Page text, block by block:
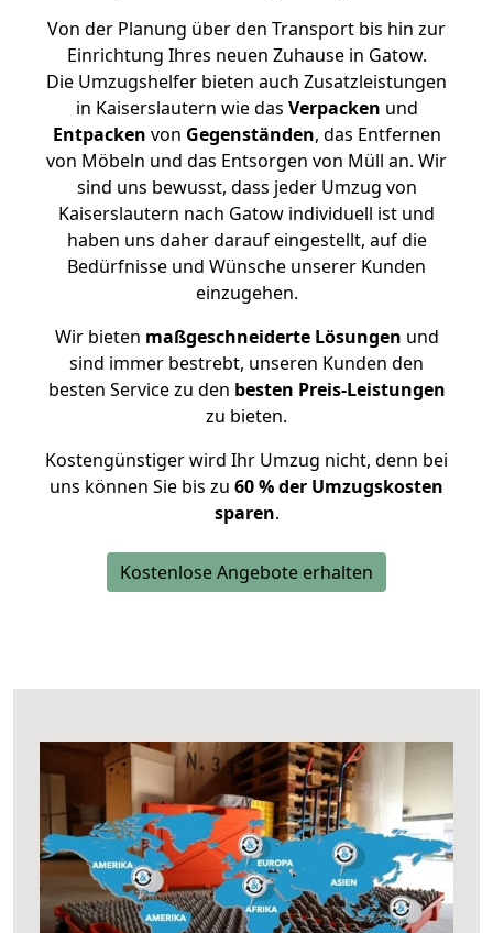
Von der Planung über den Transport bis hin zur
Einrichtung Ihres neuen Zuhause in Gatow.
Die Umzugshelfer bieten auch Zusatzleistungen
in Kaiserslautern wie das Verpacken und
Entpacken von Gegenständen, das Entfernen
von Möbeln und das Entsorgen von Müll an. Wir
sind uns bewusst, dass jeder Umzug von
Kaiserslautern nach Gatow individuell ist und
haben uns daher darauf eingestellt, auf die
Bedürfnisse und Wünsche unserer Kunden
einzugehen.
Wir bieten maßgeschneiderte Lösungen und
sind immer bestrebt, unseren Kunden den
besten Service zu den besten Preis-Leistungen
zu bieten.
Kostengünstiger wird Ihr Umzug nicht, denn bei
uns können Sie bis zu 60 % der Umzugskosten
sparen.
Kostenlose Angebote erhalten